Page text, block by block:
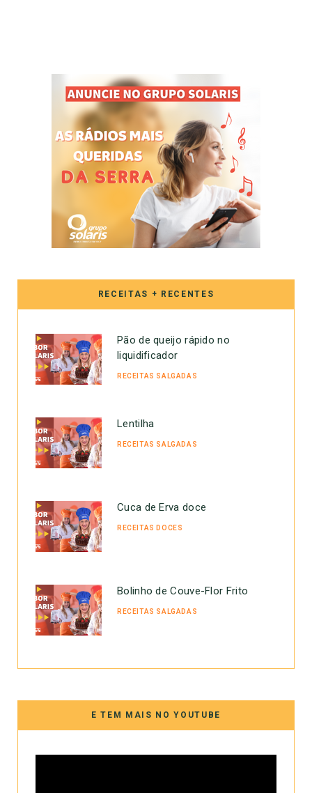
RECEITAS + RECENTES
Pão de queijo rápido no
liquidificador
RECEITAS SALGADAS
Lentilha
RECEITAS SALGADAS
Cuca de Erva doce
RECEITAS DOCES
Bolinho de Couve-Flor Frito
RECEITAS SALGADAS
E TEM MAIS NO YOUTUBE